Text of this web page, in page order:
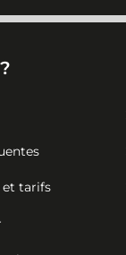
et tarifs